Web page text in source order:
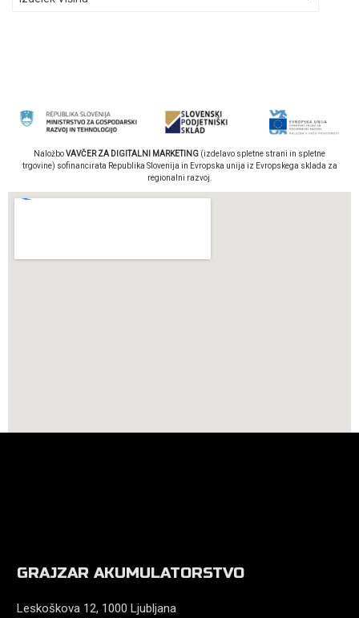
NaložboVAVČER ZA DIGITALNI MARKETING (izdelavo spletne strani in spletne
trgovine) sofinancirata Republika Slovenija in Evropska unija iz Evropskega sklada za
regionalni razvoj.
GRAJZAR AKUMULATORSTVO
Leskoškova 12, 1000 Ljubljana